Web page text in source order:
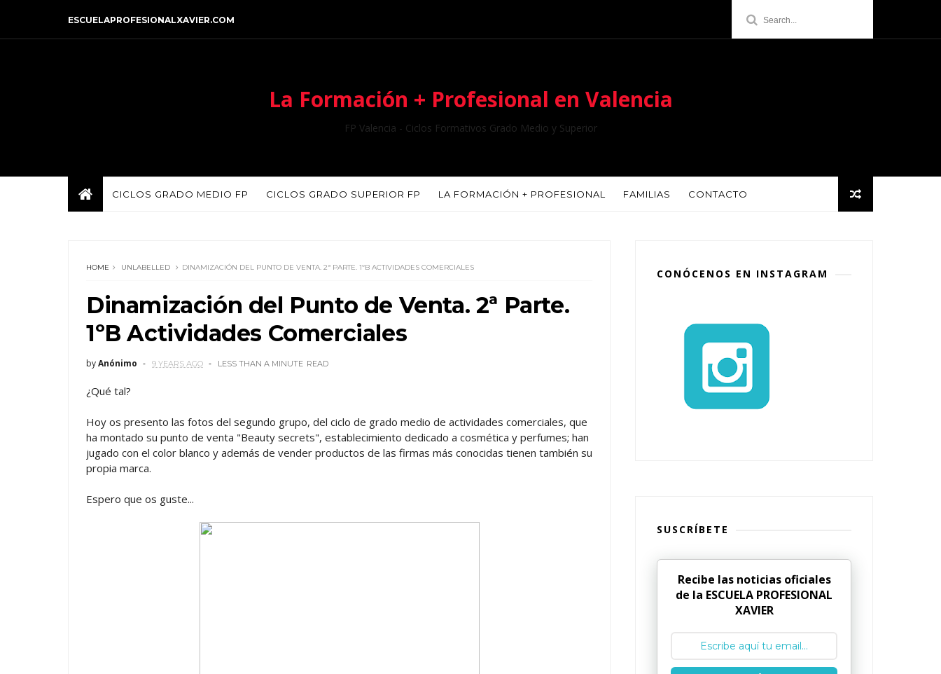
ESCUELAPROFESIONALXAVIER.COM
La Formación + Profesional en Valencia
FP Valencia - Ciclos Formativos Grado Medio y Superior
CICLOS GRADO MEDIO FP CICLOS GRADO SUPERIOR FP LA FORMACIÓN + PROFESIONAL FAMILIAS CONTACTO
HOME UNLABELLED DINAMIZACIÓN DEL PUNTO DE VENTA. 2ª PARTE. 1ºB ACTIVIDADES COMERCIALES
Dinamización del Punto de Venta. 2ª Parte.
1ºB Actividades Comerciales
byAnónimo 9 YEARS AGO LESS THAN A MINUTE READ
¿Qué tal?
Hoy os presento las fotos del segundo grupo, del ciclo de grado medio de actividades comerciales, que
ha montado su punto de venta "Beauty secrets", establecimiento dedicado a cosmética y perfumes; han
jugado con el color blanco y además de vender productos de las firmas más conocidas tienen también su
propia marca.
Espero que os guste...
CONÓCENOS EN INSTAGRAM
SUSCRÍBETE
Recibe las noticias oficiales
de la ESCUELA PROFESIONAL
XAVIER